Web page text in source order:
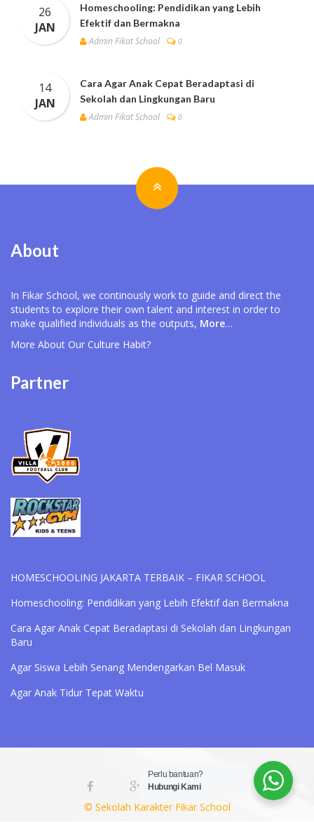
26
JAN
Homeschooling: Pendidikan yang Lebih
Efektif dan Bermakna
Admin Fikat School
0
14
JAN
Cara Agar Anak Cepat Beradaptasi di
Sekolah dan Lingkungan Baru
Admin Fikat School
0
About
In Fikar School, we continously work to guide and direct the
students to explore their own talent and interest in order to
make qualified individuals as the outputs, More…
More About Our Culture Habit?
Partner
HOMESCHOOLING JAKARTA TERBAIK – FIKAR SCHOOL
Homeschooling: Pendidikan yang Lebih Efektif dan Bermakna
Cara Agar Anak Cepat Beradaptasi di Sekolah dan Lingkungan
Baru
Agar Siswa Lebih Senang Mendengarkan Bel Masuk
Agar Anak Tidur Tepat Waktu
© Sekolah Karakter Fikar School
Perlu bantuan?
Hubungi Kami